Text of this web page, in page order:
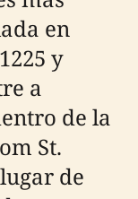
en
y
a
de la
St.
de